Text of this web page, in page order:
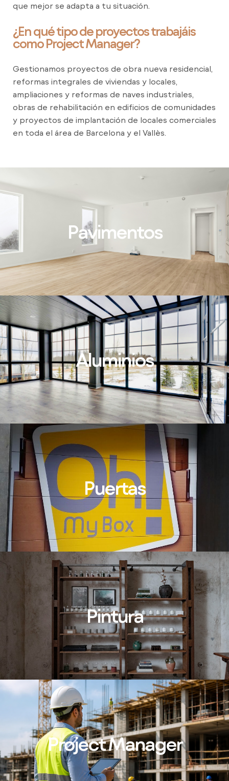
que mejor se adapta a tu situación.
¿En qué tipo de proyectos trabajáis
como Project Manager?
Gestionamos proyectos de obra nueva residencial,
reformas integrales de viviendas y locales,
ampliaciones y reformas de naves industriales,
obras de rehabilitación en edificios de comunidades
y proyectos de implantación de locales comerciales
en toda el área de Barcelona y el Vallès.
Pavimentos
Aluminios
Puertas
Pintura
Project Manager